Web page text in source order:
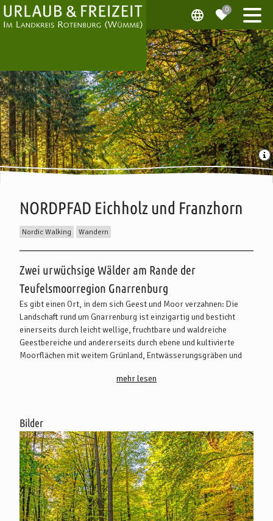
NORDPFAD Eichholz und Franzhorn
Nordic Walking Wandern
Beschreibung
Zwei urwüchsige Wälder am Rande der
Teufelsmoorregion Gnarrenburg
Es gibt einen Ort, in dem sich Geest und Moor verzahnen: Die
Landschaft rund um Gnarrenburg ist einzigartig und besticht
einerseits durch leicht wellige, fruchtbare und waldreiche
Geestbereiche und andererseits durch ebene und kultivierte
Moorflächen mit weitem Grünland, Entwässerungsgräben und
mehr lesen
Bilder